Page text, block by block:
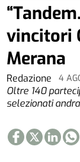
Redazione 4
vincitori
Merana
Oltre 140
selezionati